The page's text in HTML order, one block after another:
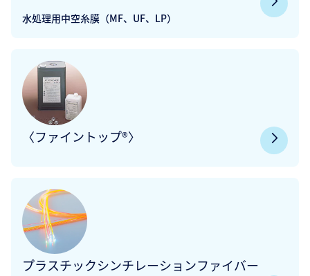
水処理用中空糸膜（MF、UF、LP）
〈ファイントップ®〉
プラスチックシンチレーションファイバー